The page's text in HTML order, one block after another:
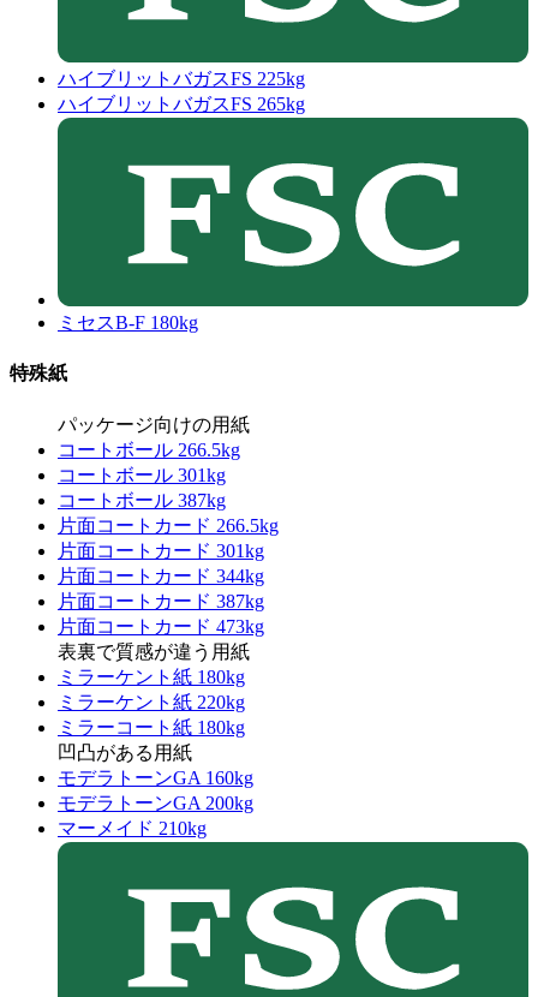
ハイブリットバガスFS 225kg
ハイブリットバガスFS 265kg
ミセスB-F 180kg
特殊紙
パッケージ向けの用紙
コートボール 266.5kg
コートボール 301kg
コートボール 387kg
片面コートカード 266.5kg
片面コートカード 301kg
片面コートカード 344kg
片面コートカード 387kg
片面コートカード 473kg
表裏で質感が違う用紙
ミラーケント紙 180kg
ミラーケント紙 220kg
ミラーコート紙 180kg
凹凸がある用紙
モデラトーンGA 160kg
モデラトーンGA 200kg
マーメイド 210kg